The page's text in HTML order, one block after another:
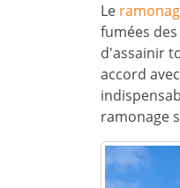
Le
fumées
d'assainir
accord
ramonage